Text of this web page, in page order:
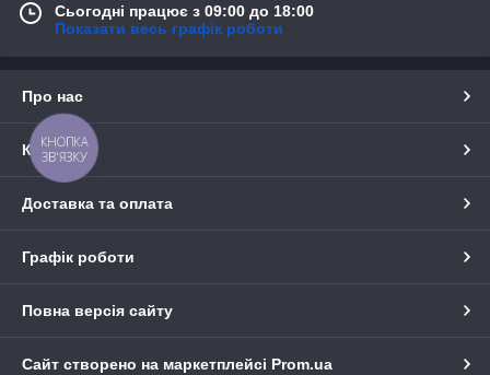
Сьогодні працює з 09:00 до 18:00
Показати весь графік роботи
Про нас
Контакти
Доставка та оплата
Графік роботи
Повна версія сайту
Сайт створено на маркетплейсі Prom.ua
КНОПКА
ЗВ'ЯЗКУ